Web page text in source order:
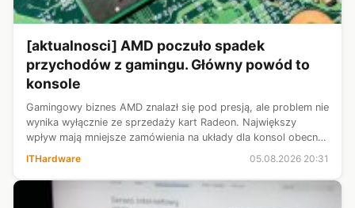
[aktualnosci] AMD poczuło spadek
przychodów z gamingu. Główny powód to
konsole
Gamingowy biznes AMD znalazł się pod presją, ale problem nie
wynika wyłącznie ze sprzedaży kart Radeon. Największy
wpływ mają mniejsze zamówienia na układy dla konsol obecnej
generacji. AMD od lat jest jednym z najważniejszych
ITHardware 05.08.2026 20:31